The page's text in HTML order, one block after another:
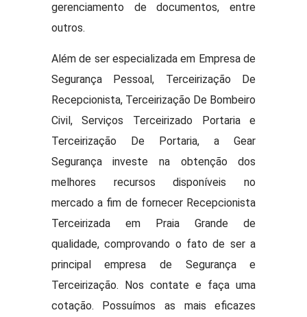
gerenciamento de documentos, entre
outros.
Além de ser especializada em Empresa de
Segurança Pessoal, Terceirização De
Recepcionista, Terceirização De Bombeiro
Civil, Serviços Terceirizado Portaria e
Terceirização De Portaria, a Gear
Segurança investe na obtenção dos
melhores recursos disponíveis no
mercado a fim de fornecer Recepcionista
Terceirizada em Praia Grande de
qualidade, comprovando o fato de ser a
principal empresa de Segurança e
Terceirização. Nos contate e faça uma
cotação. Possuímos as mais eficazes